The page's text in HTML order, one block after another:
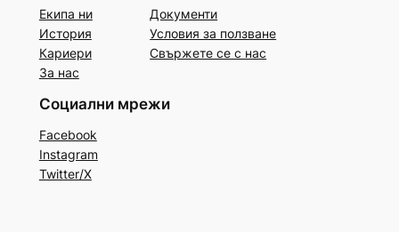
Екипа ни
История
Кариери
За нас
Документи
Условия за ползване
Свържете се с нас
Социални мрежи
Facebook
Instagram
Twitter/X